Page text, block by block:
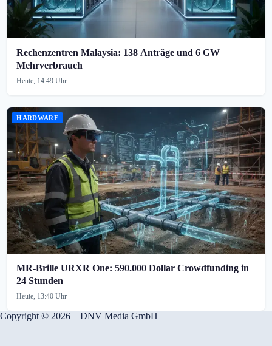
Rechenzentren Malaysia: 138 Anträge und 6 GW
Mehrverbrauch
Heute, 14:49 Uhr
HARDWARE
MR-Brille URXR One: 590.000 Dollar Crowdfunding in
24 Stunden
Heute, 13:40 Uhr
Copyright © 2026 – DNV Media GmbH